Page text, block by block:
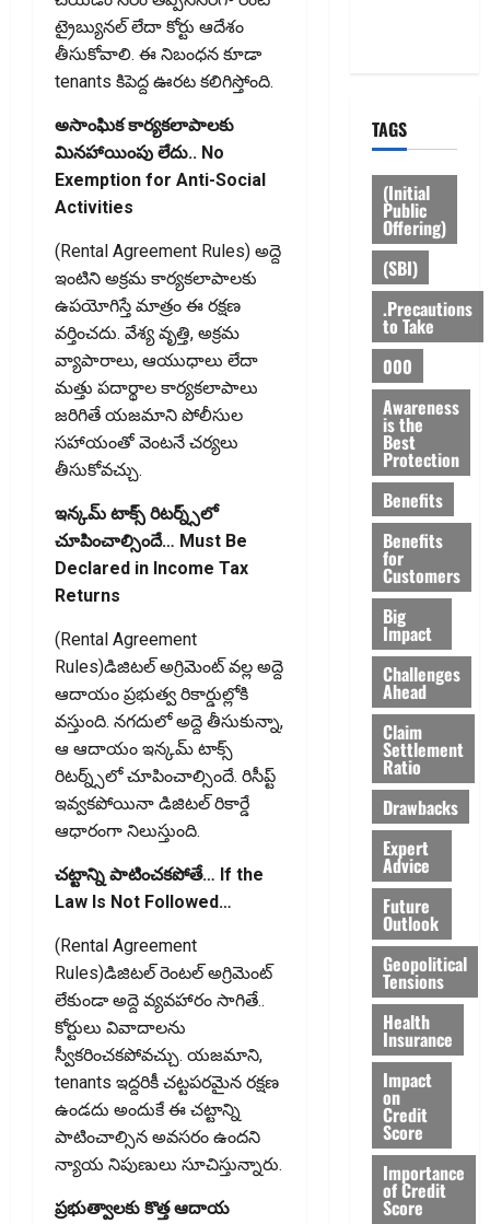
ట్రైబ్యునల్ లేదా కోర్టు ఆదేశం
తీసుకోవాలి. ఈ నిబంధన కూడా
tenants కిపెద్ద ఊరట కలిగిస్తోంది.
అసాంఘిక కార్యకలాపాలకు
మినహాయింపు లేదు.. No
Exemption for Anti-Social
Activities
(Rental Agreement Rules) అద్దె
ఇంటిని అక్రమ కార్యకలాపాలకు
ఉపయోగిస్తే మాత్రం ఈ రక్షణ
వర్తించదు. వేశ్య వృత్తి, అక్రమ
వ్యాపారాలు, ఆయుధాలు లేదా
మత్తు పదార్థాల కార్యకలాపాలు
జరిగితే యజమాని పోలీసుల
సహాయంతో వెంటనే చర్యలు
తీసుకోవచ్చు.
ఇన్కమ్ టాక్స్ రిటర్న్స్‌లో
చూపించాల్సిందే… Must Be
Declared in Income Tax
Returns
(Rental Agreement
Rules)డిజిటల్ అగ్రిమెంట్ వల్ల అద్దె
ఆదాయం ప్రభుత్వ రికార్డుల్లోకి
వస్తుంది. నగదులో అద్దె తీసుకున్నా,
ఆ ఆదాయం ఇన్కమ్ టాక్స్
రిటర్న్స్‌లో చూపించాల్సిందే. రిసీప్ట్
ఇవ్వకపోయినా డిజిటల్ రికార్డే
ఆధారంగా నిలుస్తుంది.
చట్టాన్ని పాటించకపోతే… If the
Law Is Not Followed…
(Rental Agreement
Rules)డిజిటల్ రెంటల్ అగ్రిమెంట్
లేకుండా అద్దె వ్యవహారం సాగితే..
కోర్టులు వివాదాలను
స్వీకరించకపోవచ్చు. యజమాని,
tenants ఇద్దరికీ చట్టపరమైన రక్షణ
ఉండదు అందుకే ఈ చట్టాన్ని
పాటించాల్సిన అవసరం ఉందని
న్యాయ నిపుణులు సూచిస్తున్నారు.
ప్ర‌భుత్వాల‌కు కొత్త ఆదాయ
TAGS
(Initial
Public
Offering)
(SBI)
.Precautions
to Take
000
Awareness
is the
Best
Protection
Benefits
Benefits
for
Customers
Big
Impact
Challenges
Ahead
Claim
Settlement
Ratio
Drawbacks
Expert
Advice
Future
Outlook
Geopolitical
Tensions
Health
Insurance
Impact
on
Credit
Score
Importance
of Credit
Score